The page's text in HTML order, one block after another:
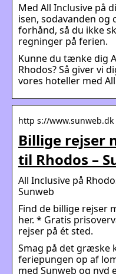
Med All Inclusive på
isen, sodavanden og
forhånd, så du ikke
regninger på ferien.
Kunne du tænke dig
Rhodos? Så giver vi
vores hoteller med
http s://www.sunweb.dk
Billige rejser
til Rhodos –
All Inclusive på
Sunweb
Find de billige rejser
her. * Gratis
rejser på ét sted.
Smag på det græske
feriepungen op af
med Sunweb og nyd